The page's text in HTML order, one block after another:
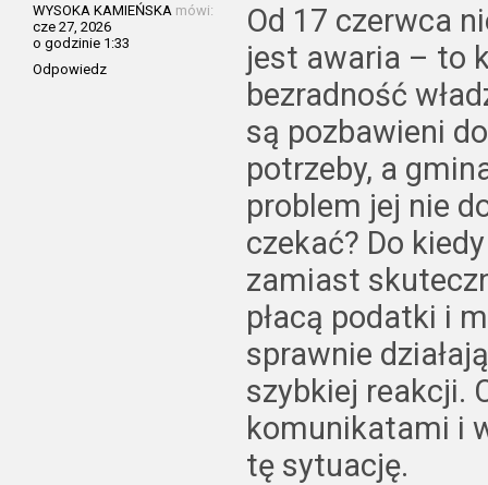
WYSOKA KAMIEŃSKA mówi:
cze 27, 2026
o godzinie 1:33
Odpowiedz
Od 17 czerwca
jest awaria – to
bezradność
są pozbawieni
potrzeby, a
problem jej nie
czekać? Do
zamiast
płacą podatki i
sprawnie
szybkiej reakcji.
komunikatami i
tę sytuację.